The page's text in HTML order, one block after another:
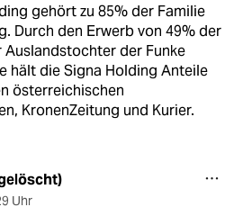
gehört zu 85% der Familie
Durch den Erwerb von 49% der
Auslandstochter der Funke
hält die Signa Holding Anteile
österreichischen
KronenZeitung und Kurier.
Uhr